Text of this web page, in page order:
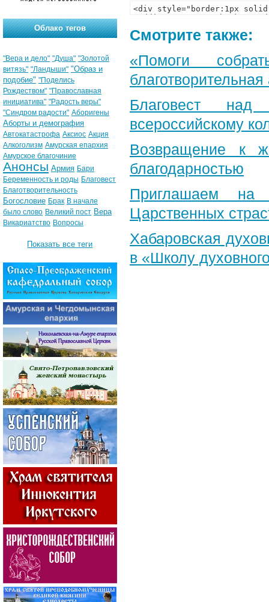
Смотрите также:
«Помоги
Благовест
всероссийскому
Возвращение к
благодарностью
Приглашаем на
Царственных
Хабаровская
в «Школу
Облако тегов
"Вера и дело" "Душа" "Золотой
витязь" "Ландыши" "Образ и
подобие" "Поделись
Рождеством" "Православная
инициатива" "Радость веры"
"Синдром радости" Аборигены
Аборты и демография
Автокатастрофа Аксиос Акция
Алкоголизм Амурская епархия
Амурское благочиние
Анонсы Армия Бари
Беременность и роды Благовест
Благотворительность
Богословие Брак В начале
было слово Великий пост Вера
Викариатство Вопросы
Показать все теги